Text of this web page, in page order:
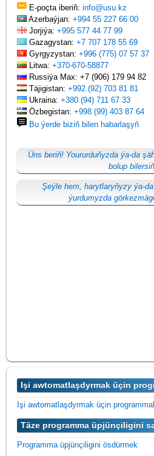
E-poçta iberiň:info@usu.kz
Azerbaýjan:+994 55 227 66 00
Jorjiýa:+995 577 44 77 99
Gazagystan:+7 707 178 55 69
Gyrgyzystan:+996 (775) 07 57 37
Litwa:+370-670-58877
Russiýa Max: +7 (906) 179 94 82
Täjigistan:+992 (92) 703 81 81
Ukraina:+380 (94) 711 67 33
Özbegistan:+998 (99) 403 87 64
Bu ýerde biziň bilen habarlaşyň
Üns beriň! Yoururduňyzda ýa-da
bolup
Şeýle hem, harytlaryňyzy ýa-
ýurdumyzda
Işi awtomatlaşdyrmak üçin
Işi awtomatlaşdyrmak üçin
Täze programma üpjünçiligini
Programma üpjünçiligini ösdürmek